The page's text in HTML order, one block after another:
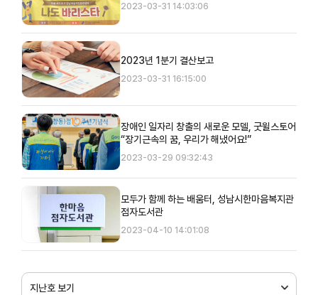
2023-03-31 14:03:06
2023년 1분기 결산보고
2023-03-31 16:15:00
장애인 일자리 창출의 새로운 모델, 굿윌스토어
“장기근속의 꿈, 우리가 해냈어요!”
2023-03-29 09:32:43
모두가 함께 하는 배움터, 성남시한마음복지관
점자도서관
2023-04-10 14:01:08
지난호 보기